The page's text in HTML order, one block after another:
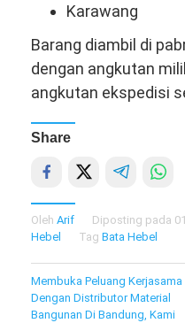
Karawang
Barang diambil di
dengan angkutan
angkutan ekspedisi
Share
Oleh Arif Diposting pada
Hebel
Tag Bata Hebel
Navigasi
pos
Membuka Peluang Kerjasama
Dengan Distributor Material
Bangunan Di Bandung, Kami